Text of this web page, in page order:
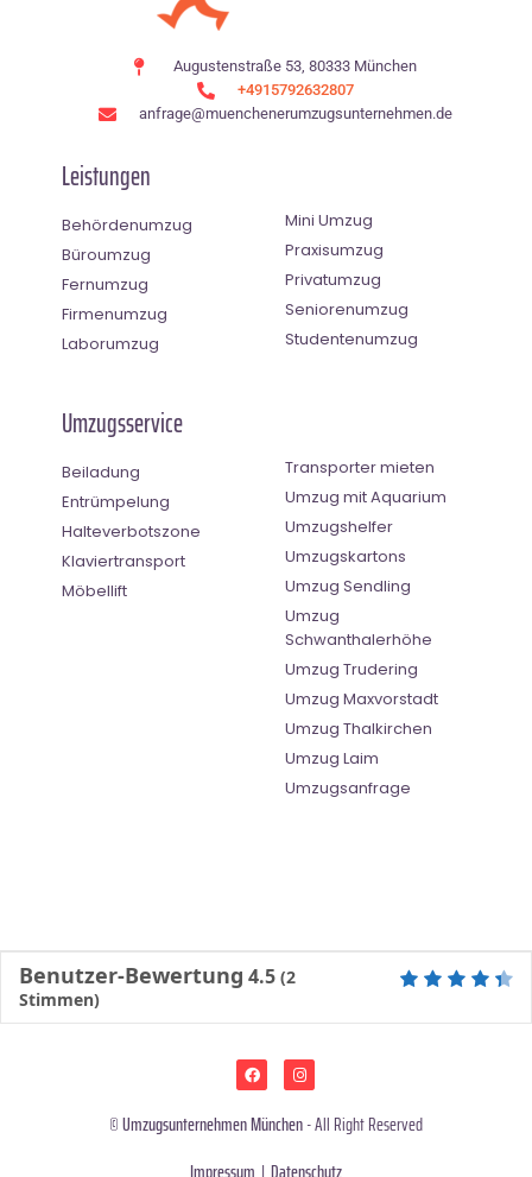
Augustenstraße 53, 80333 München
+4915792632807
anfrage@muenchenerumzugsunternehmen.de
Leistungen
Behördenumzug
Büroumzug
Fernumzug
Firmenumzug
Laborumzug
Mini Umzug
Praxisumzug
Privatumzug
Seniorenumzug
Studentenumzug
Umzugsservice
Beiladung
Entrümpelung
Halteverbotszone
Klaviertransport
Möbellift
Transporter mieten
Umzug mit Aquarium
Umzugshelfer
Umzugskartons
Umzug Sendling
Umzug
Schwanthalerhöhe
Umzug Trudering
Umzug Maxvorstadt
Umzug Thalkirchen
Umzug Laim
Umzugsanfrage
Benutzer-Bewertung 4.5 (2
Stimmen)
©Umzugsunternehmen München- All Right Reserved